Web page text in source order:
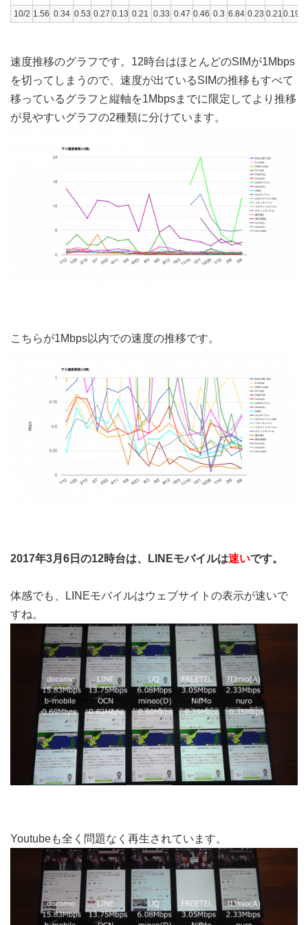
10/2 1.56 0.34 0.53 0.27 0.13 0.21 0.33 0.47 0.46 0.3 6.84 0.23 0.210.19
速度推移のグラフです。12時台はほとんどのSIMが1Mbps
を切ってしまうので、速度が出ているSIMの推移もすべて
移っているグラフと縦軸を1Mbpsまでに限定してより推移
が見やすいグラフの2種類に分けています。
こちらが1Mbps以内での速度の推移です。
2017年3月6日の12時台は、LINEモバイルは速いです。
体感でも、LINEモバイルはウェブサイトの表示が速いで
すね。
Youtubeも全く問題なく再生されています。